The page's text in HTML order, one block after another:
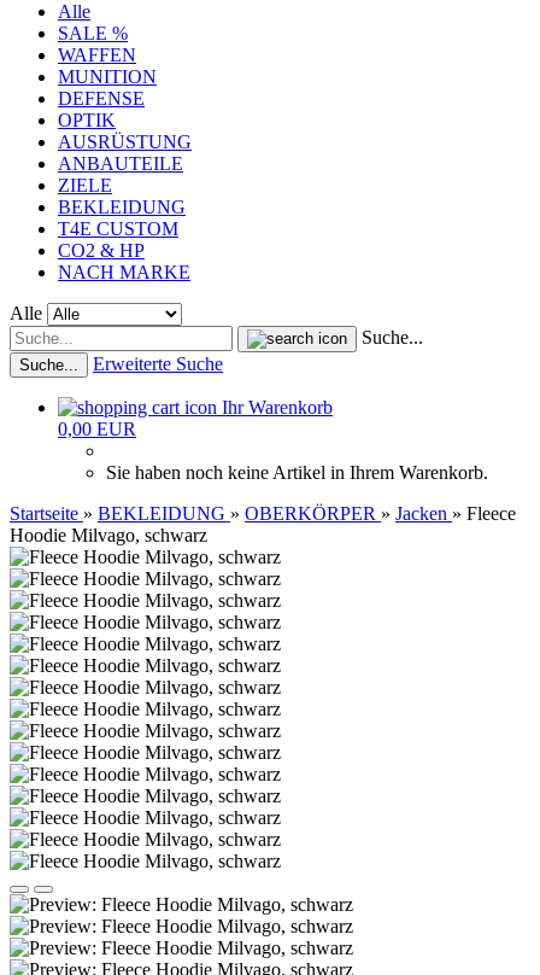
Alle
SALE %
WAFFEN
MUNITION
DEFENSE
OPTIK
AUSRÜSTUNG
ANBAUTEILE
ZIELE
BEKLEIDUNG
T4E CUSTOM
CO2 & HP
NACH MARKE
Alle
Suche...
Suche... Erweiterte Suche
Ihr Warenkorb
0,00 EUR
Sie haben noch keine Artikel in Ihrem Warenkorb.
Startseite » BEKLEIDUNG » OBERKÖRPER » Jacken » Fleece
Hoodie Milvago, schwarz